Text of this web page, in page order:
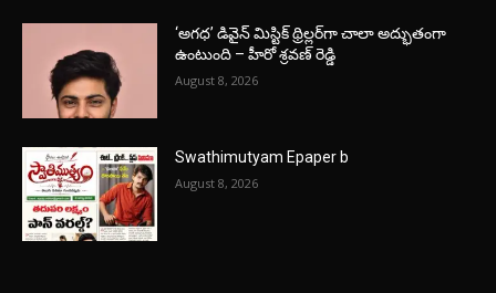
‘అగధ’ డివైన్ మిస్టిక్ థ్రిల్లర్‌గా చాలా అద్భుతంగా
ఉంటుంది – హీరో శ్రవణ్ రెడ్డి
August 8, 2026
Swathimutyam Epaper b
August 8, 2026